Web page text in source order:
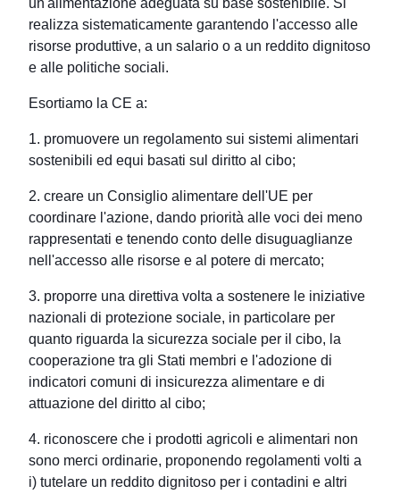
realizza sistematicamente garantendo l'accesso alle
risorse produttive, a un salario o a un reddito dignitoso
e alle politiche sociali.
Esortiamo la CE a:
1. promuovere un regolamento sui sistemi alimentari
sostenibili ed equi basati sul diritto al cibo;
2. creare un Consiglio alimentare dell'UE per
coordinare l'azione, dando priorità alle voci dei meno
rappresentati e tenendo conto delle disuguaglianze
nell'accesso alle risorse e al potere di mercato;
3. proporre una direttiva volta a sostenere le iniziative
nazionali di protezione sociale, in particolare per
quanto riguarda la sicurezza sociale per il cibo, la
cooperazione tra gli Stati membri e l'adozione di
indicatori comuni di insicurezza alimentare e di
attuazione del diritto al cibo;
4. riconoscere che i prodotti agricoli e alimentari non
sono merci ordinarie, proponendo regolamenti volti a
i) tutelare un reddito dignitoso per i contadini e altri